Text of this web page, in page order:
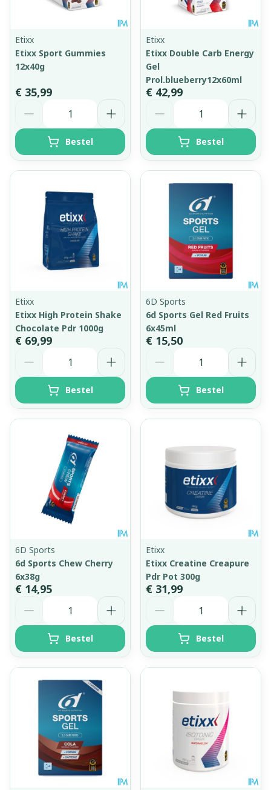
Etixx
Etixx Sport Gummies
12x40g
€ 35,99
Bestel
Etixx
Etixx Double Carb Energy
Gel
Prol.blueberry12x60ml
€ 42,99
Bestel
Etixx
Etixx High Protein Shake
Chocolate Pdr 1000g
€ 69,99
Bestel
6D Sports
6d Sports Gel Red Fruits
6x45ml
€ 15,50
Bestel
6D Sports
6d Sports Chew Cherry
6x38g
€ 14,95
Bestel
Etixx
Etixx Creatine Creapure
Pdr Pot 300g
€ 31,99
Bestel